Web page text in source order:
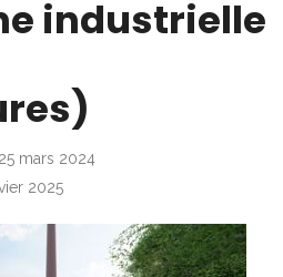
industrielle
25 mars 2024
2025